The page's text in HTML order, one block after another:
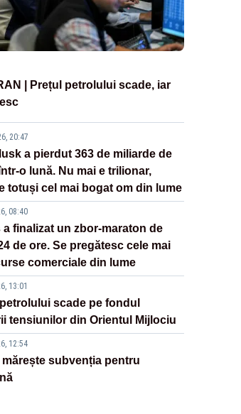
| Prețul petrolului scade, iar
20:47
a pierdut 363 de miliarde de
o lună. Nu mai e trilionar,
totuși cel mai bogat om din lume
08:40
finalizat un zbor-maraton de
de ore. Se pregătesc cele mai
comerciale din lume
13:01
scade pe fondul
tensiunilor din Orientul Mijlociu
12:54
mărește subvenția pentru